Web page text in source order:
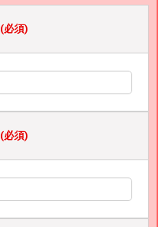
(必須)
(必須)